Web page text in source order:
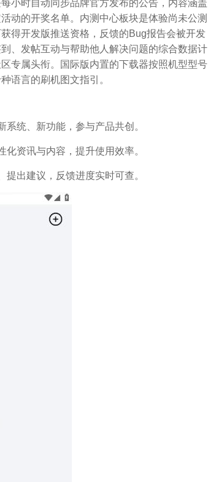
小时自动同步品牌官方发布的公告，内容涵盖
动的开奖名单。内测中心板块是体验尚未公测
得开发版推送资格，反馈的Bug报告会被开发
、发帖互动与帮助他人解决问题的综合数据计
专属头衔。国际版内置的下载器按照机型型号
语言的刷机图文指引。
统、新功能，参与产品共创。
资讯与内容，提升使用效率。
出建议，反馈进度实时可查。